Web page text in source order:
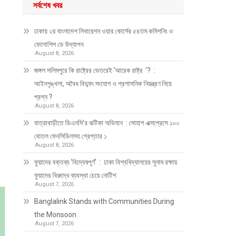
সর্বশেষ খবর
ঢাকায় ২য় বাংলাদেশ লিবারেশন ওয়ার কোর্সের ৫৪তম কমিশনিং ও
ফেলোশিপ ডে উদ্‌যাপন
August 8, 2026
জঙ্গল সলিমপুরে কি রাষ্ট্রের ভেতরেই ‘আরেক রাষ্ট্র ’? :
আইনশৃঙ্খলা, অবৈধ বিদ্যুৎ সংযোগ ও প্রশাসনিক নিয়ন্ত্রণ নিয়ে
প্রশ্ন ?
August 8, 2026
যাত্রাবাড়ীতে ডিএনসি’র ঝটিকা অভিযান : সোহাগ এক্সপ্রেসে ১০০
বোতল ফেনসিডিলসহ গ্রেপ্তার ১
August 8, 2026
ফুয়াদের বক্তব্য ‘বিদ্বেষপূর্ণ’ : ঢাকা বিশ্ববিদ্যালয়ের সুনাম রক্ষায়
ফুয়াদের বিরুদ্ধে ব্যবস্থা চেয়ে নোটিশ
August 7, 2026
Banglalink Stands with Communities During
the Monsoon
August 7, 2026